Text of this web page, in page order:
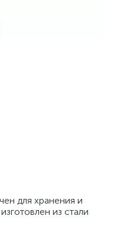
для хранения и
из стали